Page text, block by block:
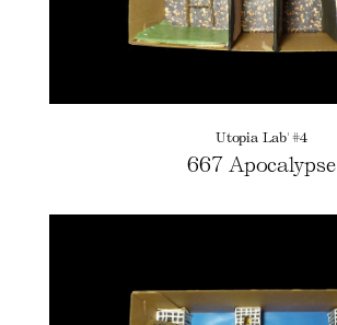
Utopia Lab' #4
667 Apocalypse